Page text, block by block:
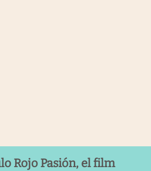
Rojo Pasión, el film